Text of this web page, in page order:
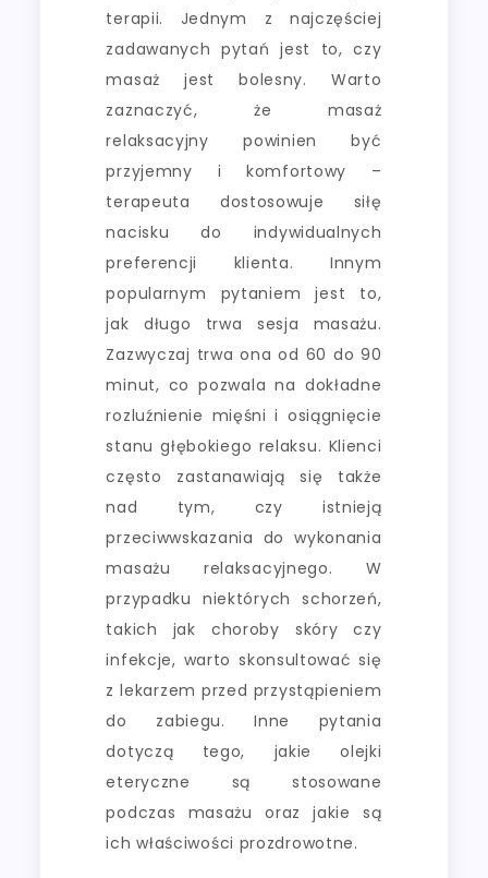
terapii. Jednym z najczęściej
zadawanych pytań jest to, czy
masaż jest bolesny. Warto
zaznaczyć, że masaż
relaksacyjny powinien być
przyjemny i komfortowy –
terapeuta dostosowuje siłę
nacisku do indywidualnych
preferencji klienta. Innym
popularnym pytaniem jest to,
jak długo trwa sesja masażu.
Zazwyczaj trwa ona od 60 do 90
minut, co pozwala na dokładne
rozluźnienie mięśni i osiągnięcie
stanu głębokiego relaksu. Klienci
często zastanawiają się także
nad tym, czy istnieją
przeciwwskazania do wykonania
masażu relaksacyjnego. W
przypadku niektórych schorzeń,
takich jak choroby skóry czy
infekcje, warto skonsultować się
z lekarzem przed przystąpieniem
do zabiegu. Inne pytania
dotyczą tego, jakie olejki
eteryczne są stosowane
podczas masażu oraz jakie są
ich właściwości prozdrowotne.